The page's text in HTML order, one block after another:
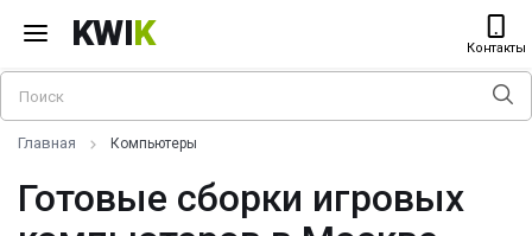
KWIK Контакты
Главная Компьютеры
Готовые сборки игровых